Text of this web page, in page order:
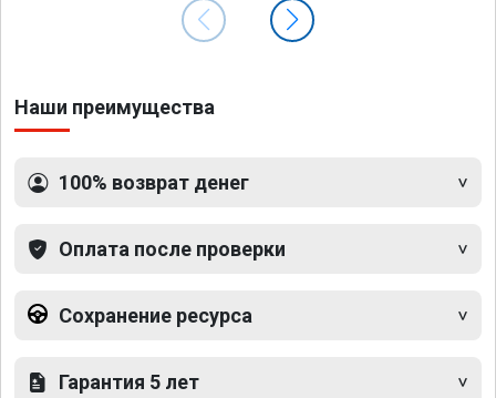
Наши преимущества
100% возврат денег
Оплата после проверки
Сохранение ресурса
Гарантия 5 лет